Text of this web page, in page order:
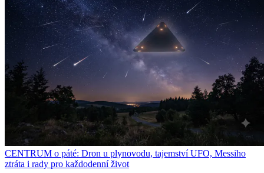
CENTRUM o páté: Dron u plynovodu, tajemství UFO, Messiho
ztráta i rady pro každodenní život